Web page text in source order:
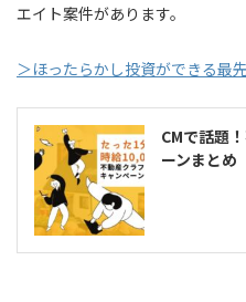
エイト案件があります。
＞ほったらかし投資ができる最
CMで話題
ーンまとめ